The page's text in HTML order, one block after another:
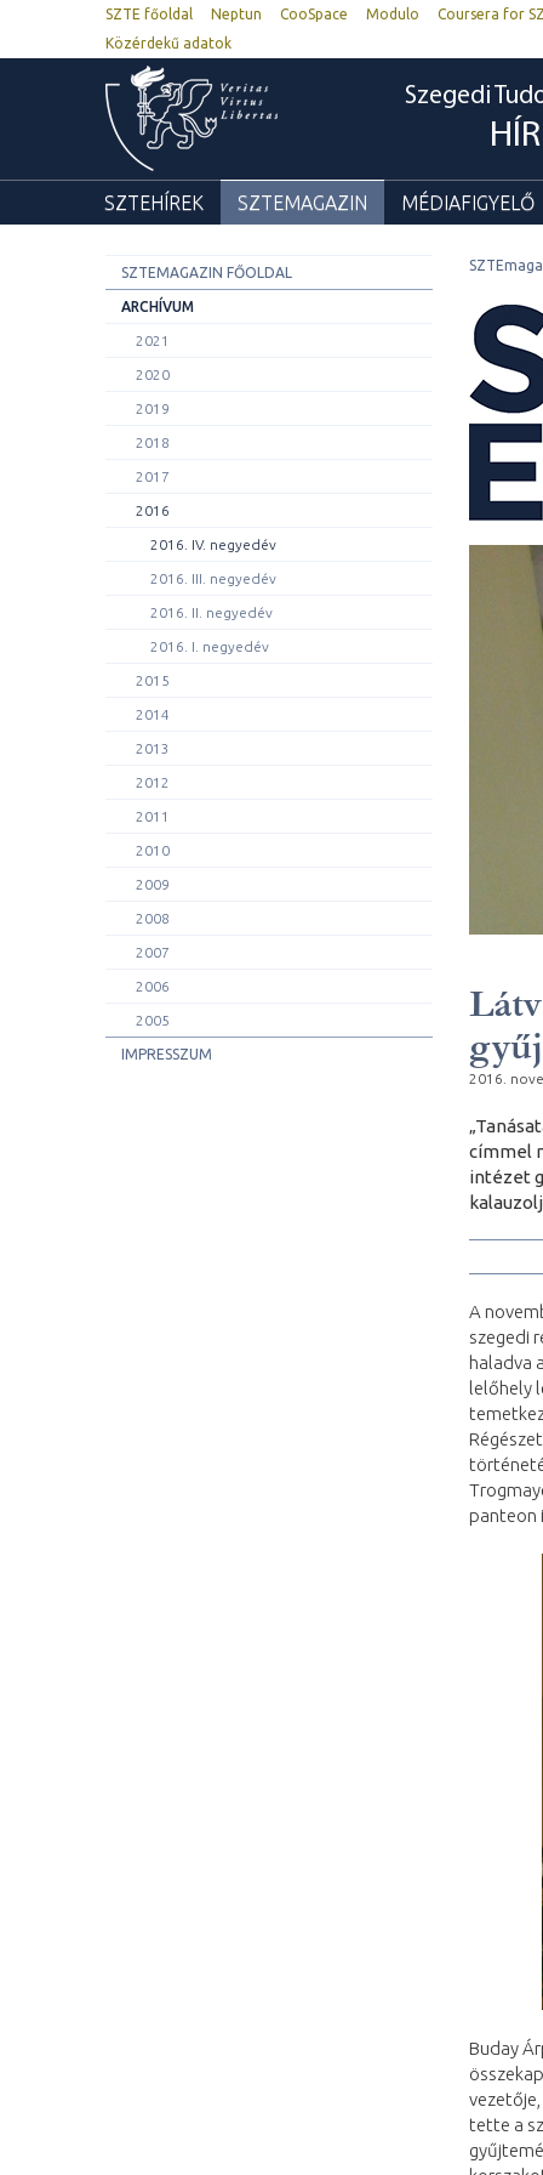
SZTE főoldal Neptun CooSpace Modulo Coursera for
Közérdekű adatok
Szegedi
SZTEHÍREK SZTEMAGAZIN MÉDIAFIGYELŐ
SZTEMAGAZIN FŐOLDAL
ARCHÍVUM
2021
2020
2019
2018
2017
2016
2016. IV. negyedév
2016. III. negyedév
2016. II. negyedév
2016. I. negyedév
2015
2014
2013
2012
2011
2010
2009
2008
2007
2006
2005
IMPRESSZUM
2016.
címmel
intézet
A
szegedi
haladva
lelőhely
panteon
Buday
tette a